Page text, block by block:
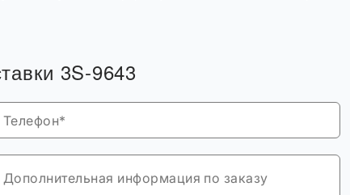
3S-9643